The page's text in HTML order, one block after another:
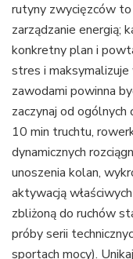
rutyny zwycięzców
zarządzanie energią;
konkretny plan i
stres i
zawodami powinna
zaczynaj od
10 min truchtu,
dynamicznych
unoszenia kolan,
aktywacją
zbliżoną do ruchów
próby serii
sportach mocy).